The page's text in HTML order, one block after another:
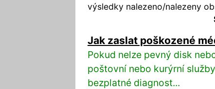
výsledky nalezeno/nalezeny
Jak zaslat poškozené
Pokud nelze pevný disk
poštovní nebo kurýrní
bezplatné diagnost...